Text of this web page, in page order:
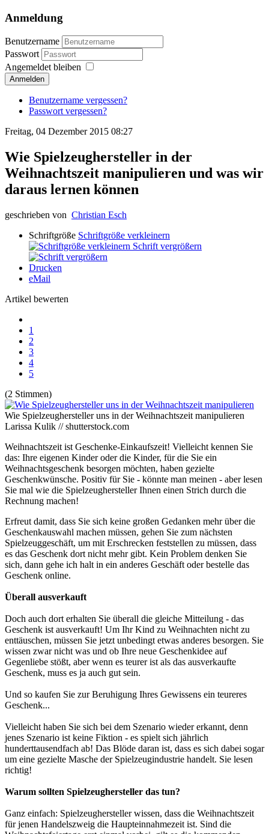
Anmeldung
Benutzername
Passwort
Angemeldet bleiben
Anmelden
Benutzername vergessen?
Passwort vergessen?
Freitag, 04 Dezember 2015 08:27
Wie Spielzeughersteller in der
Weihnachtszeit manipulieren und was wir
daraus lernen können
geschrieben von Christian Esch
Schriftgröße Schriftgröße verkleinern
Schrift vergrößern
Drucken
eMail
Artikel bewerten
1
2
3
4
5
(2 Stimmen)
Wie Spielzeughersteller uns in der Weihnachtszeit manipulieren
Larissa Kulik // shutterstock.com
Weihnachtszeit ist Geschenke-Einkaufszeit! Vielleicht kennen Sie
das: Ihre eigenen Kinder oder die Kinder, für die Sie ein
Weihnachtsgeschenk besorgen möchten, haben gezielte
Geschenkwünsche. Positiv für Sie - könnte man meinen - aber lesen
Sie mal wie die Spielzeughersteller Ihnen einen Strich durch die
Rechnung machen!
Erfreut damit, dass Sie sich keine großen Gedanken mehr über die
Geschenkauswahl machen müssen, gehen Sie zum nächsten
Spielzeuggeschäft, um mit Erschrecken feststellen zu müssen, dass
es das Geschenk dort nicht mehr gibt. Kein Problem denken Sie
sich, dann gehe ich halt in ein anderes Geschäft oder bestelle das
Geschenk online.
Überall ausverkauft
Doch auch dort erhalten Sie überall die gleiche Mitteilung - das
Geschenk ist ausverkauft! Um Ihr Kind zu Weihnachten nicht zu
enttäuschen, müssen Sie jetzt unbedingt etwas anderes besorgen. Sie
wissen zwar nicht was und ob Ihre neue Geschenkidee auf
Gegenliebe stößt, aber wenn es teurer ist als das ausverkaufte
Geschenk, muss es ja auch gut sein.
Und so kaufen Sie zur Beruhigung Ihres Gewissens ein teureres
Geschenk...
Vielleicht haben Sie sich bei dem Szenario wieder erkannt, denn
jenes Szenario ist keine Fiktion - es spielt sich jährlich
hunderttausendfach ab! Das Blöde daran ist, dass es sich dabei sogar
um eine gezielte Masche der Spielzeugindustrie handelt. Sie lesen
richtig!
Warum sollten Spielzeughersteller das tun?
Ganz einfach: Spielzeughersteller wissen, dass die Weihnachtszeit
für jenen Handelszweig die Haupteinnahmezeit ist. Sind die